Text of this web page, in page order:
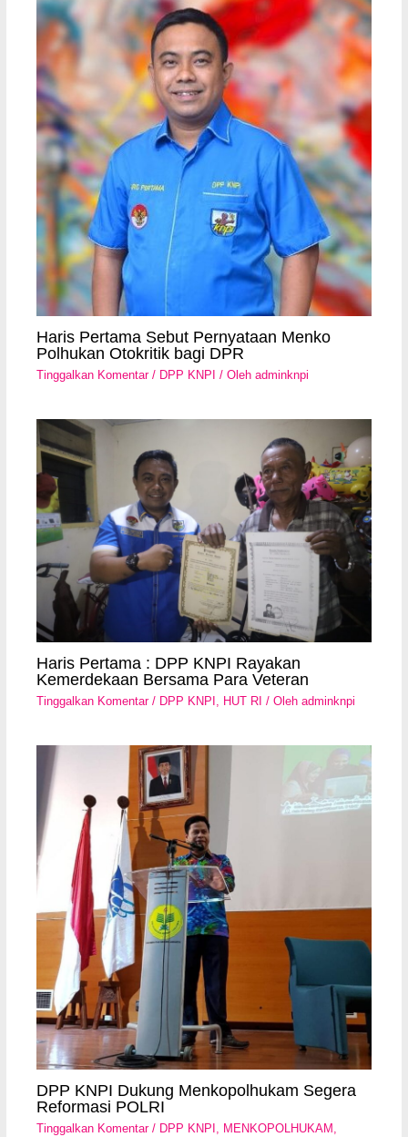
Haris Pertama Sebut Pernyataan Menko
Polhukan Otokritik bagi DPR
Tinggalkan Komentar / DPP KNPI / Olehadminknpi
Haris Pertama : DPP KNPI Rayakan
Kemerdekaan Bersama Para Veteran
Tinggalkan Komentar / DPP KNPI , HUT RI / Olehadminknpi
DPP KNPI Dukung Menkopolhukam Segera
Reformasi POLRI
Tinggalkan Komentar / DPP KNPI , MENKOPOLHUKAM ,